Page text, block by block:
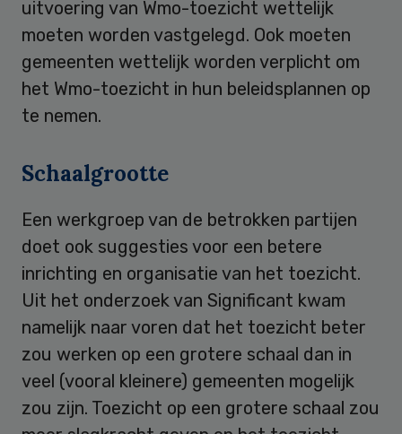
uitvoering van Wmo-toezicht wettelijk
moeten worden vastgelegd. Ook moeten
gemeenten wettelijk worden verplicht om
het Wmo-toezicht in hun beleidsplannen op
te nemen.
Schaalgrootte
Een werkgroep van de betrokken partijen
doet ook suggesties voor een betere
inrichting en organisatie van het toezicht.
Uit het onderzoek van Significant kwam
namelijk naar voren dat het toezicht beter
zou werken op een grotere schaal dan in
veel (vooral kleinere) gemeenten mogelijk
zou zijn. Toezicht op een grotere schaal zou